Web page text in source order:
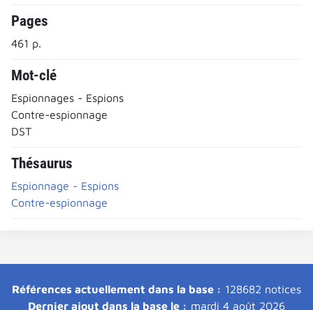
Pages
461 p.
Mot-clé
Espionnages - Espions
Contre-espionnage
DST
Thésaurus
Espionnage - Espions
Contre-espionnage
Références actuellement dans la base : 128682 notices
Dernier ajout dans la base le : mardi 4 août 2026